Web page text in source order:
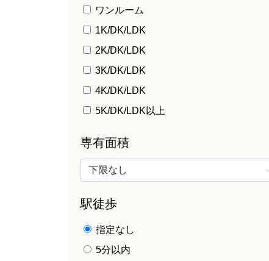
ワンルーム
1K/DK/LDK
2K/DK/LDK
3K/DK/LDK
4K/DK/LDK
5K/DK/LDK以上
専有面積
駅徒歩
指定なし
5分以内